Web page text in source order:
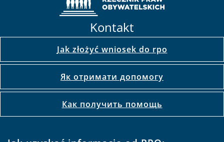
Kontakt
Jak złożyć wniosek do rpo
Як отримати допомогу
Как получить помощь